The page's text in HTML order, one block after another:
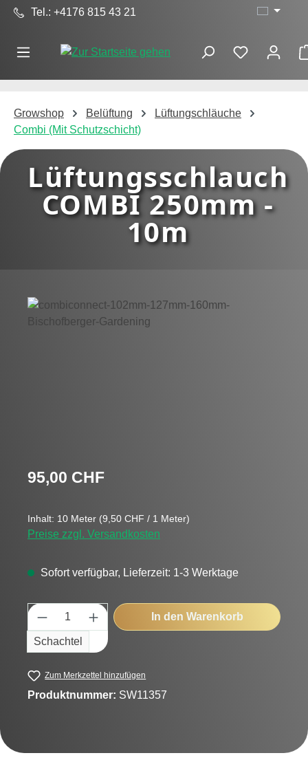
Zum Hauptinhalt springen
Tel.: +4176 815 43 21
Growshop Belüftung
Lüftungschläuche
Combi (Mit Schutzschicht)
Lüftungsschlauch
COMBI 250mm -
10m
Bildergalerie überspringen
Regulärer Preis:
95,00 CHF
Inhalt: 10 Meter (9,50 CHF / 1 Meter)
Preise zzgl. Versandkosten
Sofort verfügbar, Lieferzeit: 1-3 Werktage
Produkt Anzahl: Gib den gewünschten
Schachtel
In den Warenkorb
Zum Merkzettel hinzufügen
Produktnummer: SW11357